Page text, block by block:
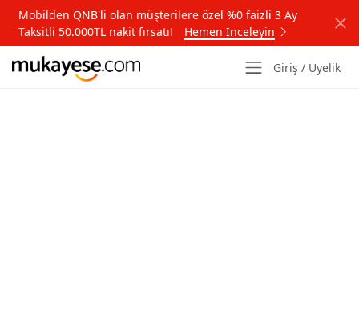
Mobilden QNB'li olan müşterilere özel %0 faizli 3 Ay
Taksitli 50.000TL nakit fırsatı!
Hemen İnceleyin
Giriş / Üyelik